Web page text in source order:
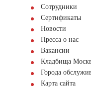
Сотрудники
Сертификаты
Новости
Пресса о нас
Вакансии
Кладбища
Города
Карта сайта